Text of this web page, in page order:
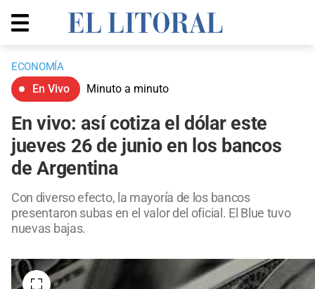
ECONOMÍA
En Vivo Minuto a minuto
En vivo: así cotiza el dólar este
jueves 26 de junio en los bancos
de Argentina
Con diverso efecto, la mayoría de los bancos
presentaron subas en el valor del oficial. El Blue tuvo
nuevas bajas.